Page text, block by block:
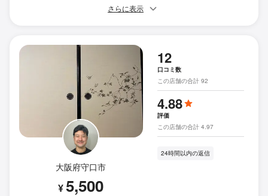
さらに表示
大阪府守口市
¥5,500
12
口コミ数
この店舗の合計 92
4.88
評価
この店舗の合計 4.97
24時間以内の返信